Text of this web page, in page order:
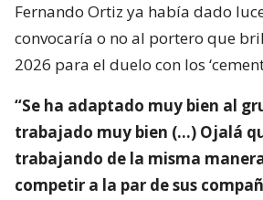
Fernando Ortiz ya había dado
convocaría o no al portero que
2026 para el duelo con los
“Se ha adaptado muy bien al
trabajado muy bien (…) Ojalá
trabajando de la misma
competir a la par de sus